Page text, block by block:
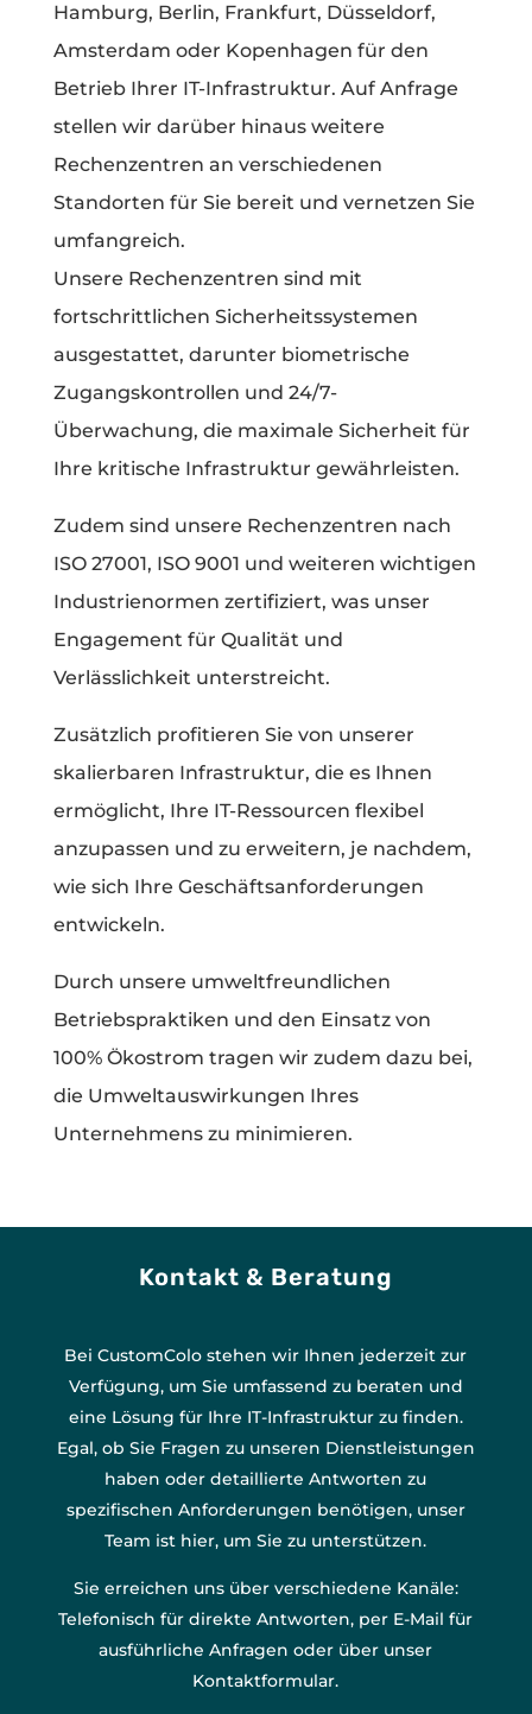
Hamburg, Berlin, Frankfurt, Düsseldorf,
Amsterdam oder Kopenhagen für den
Betrieb Ihrer IT-Infrastruktur. Auf Anfrage
stellen wir darüber hinaus weitere
Rechenzentren an verschiedenen
Standorten für Sie bereit und vernetzen Sie
umfangreich.
Unsere Rechenzentren sind mit
fortschrittlichen Sicherheitssystemen
ausgestattet, darunter biometrische
Zugangskontrollen und 24/7-
Überwachung, die maximale Sicherheit für
Ihre kritische Infrastruktur gewährleisten.
Zudem sind unsere Rechenzentren nach
ISO 27001, ISO 9001 und weiteren wichtigen
Industrienormen zertifiziert, was unser
Engagement für Qualität und
Verlässlichkeit unterstreicht.
Zusätzlich profitieren Sie von unserer
skalierbaren Infrastruktur, die es Ihnen
ermöglicht, Ihre IT-Ressourcen flexibel
anzupassen und zu erweitern, je nachdem,
wie sich Ihre Geschäftsanforderungen
entwickeln.
Durch unsere umweltfreundlichen
Betriebspraktiken und den Einsatz von
100% Ökostrom tragen wir zudem dazu bei,
die Umweltauswirkungen Ihres
Unternehmens zu minimieren.
Kontakt & Beratung
Bei CustomColo stehen wir Ihnen jederzeit zur
Verfügung, um Sie umfassend zu beraten und
eine Lösung für Ihre IT-Infrastruktur zu finden.
Egal, ob Sie Fragen zu unseren Dienstleistungen
haben oder detaillierte Antworten zu
spezifischen Anforderungen benötigen, unser
Team ist hier, um Sie zu unterstützen.
Sie erreichen uns über verschiedene Kanäle:
Telefonisch für direkte Antworten, per E-Mail für
ausführliche Anfragen oder über unser
Kontaktformular.